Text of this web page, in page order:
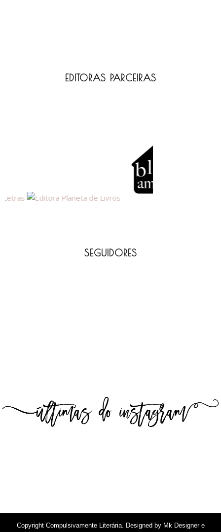
EDITORAS PARCEIRAS
SEGUIDORES
Copyright Compulsivamente Literária. Designed by Mk Designer e